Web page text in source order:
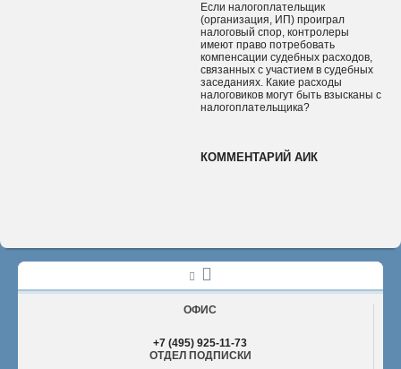
Если налогоплательщик
(организация, ИП) проиграл
налоговый спор, контролеры
имеют право потребовать
компенсации судебных расходов,
связанных с участием в судебных
заседаниях. Какие расходы
налоговиков могут быть взысканы с
налогоплательщика?
КОММЕНТАРИЙ АИК
ОФИС
+7 (495) 925-11-73
ОТДЕЛ ПОДПИСКИ